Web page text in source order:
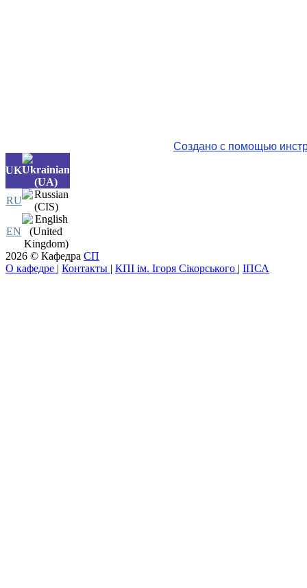
Создано с помощью
UK
RU
EN
2026 © Кафедра СП
О кафедре | Контакты | КПІ ім. Ігоря Сікорського | ІПСА